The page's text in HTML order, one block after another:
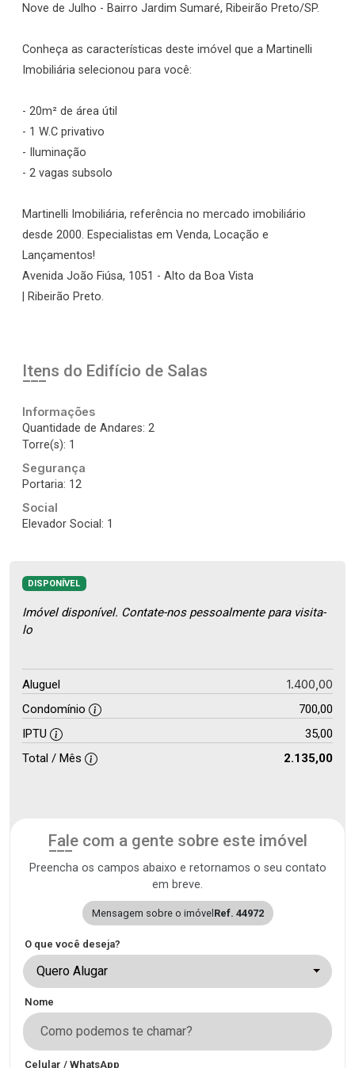
Nove de Julho - Bairro Jardim Sumaré, Ribeirão Preto/SP.
Conheça as características deste imóvel que a Martinelli
Imobiliária selecionou para você:
- 20m² de área útil
- 1 W.C privativo
- Iluminação
- 2 vagas subsolo
Martinelli Imobiliária, referência no mercado imobiliário
desde 2000. Especialistas em Venda, Locação e
Lançamentos!
Avenida João Fiúsa, 1051 - Alto da Boa Vista
| Ribeirão Preto.
Itens do Edifício de Salas
Informações
Quantidade de Andares: 2
Torre(s): 1
Segurança
Portaria: 12
Social
Elevador Social: 1
DISPONÍVEL
Imóvel disponível. Contate-nos pessoalmente para visita-
lo
Aluguel 1.400,00
Condomínio
700,00
IPTU
35,00
Total / Mês
2.135,00
Fale com a gente sobre este imóvel
Preencha os campos abaixo e retornamos o seu contato
em breve.
Mensagem sobre o imóvel Ref. 44972
O que você deseja?
Quero Alugar
Nome
Celular / WhatsApp